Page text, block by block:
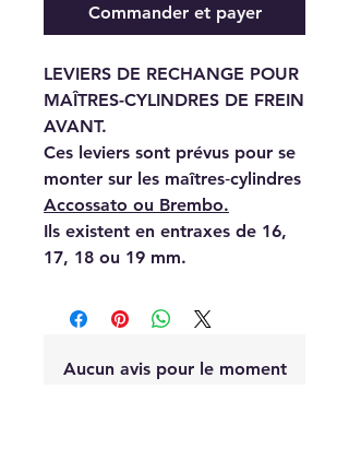
Commander et payer
LEVIERS DE RECHANGE POUR
MAÎTRES-CYLINDRES DE FREIN
AVANT.
Ces leviers sont prévus pour se
monter sur les maîtres‑cylindres
Accossato ou Brembo.
Ils existent en entraxes de 16,
17, 18 ou 19 mm.
Aucun avis pour le moment